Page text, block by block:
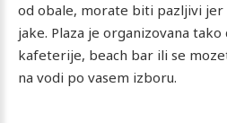
od obale, morate biti pazljivi
jake. Plaza je organizovana
kafeterije, beach bar ili se
na vodi po vasem izboru.